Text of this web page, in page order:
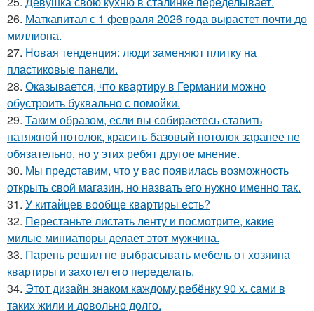
26. Маткапитал с 1 февраля 2026 года вырастет почти до
миллиона.
27. Новая тенденция: люди заменяют плитку на
пластиковые панели.
28. Оказывается, что квартиру в Германии можно
обустроить буквально с помойки.
29. Таким образом, если вы собираетесь ставить
натяжной потолок, красить базовый потолок заранее не
обязательно, но у этих ребят другое мнение.
30. Мы представим, что у вас появилась возможность
открыть свой магазин, но назвать его нужно именно так.
31. У китайцев вообще квартиры есть?
32. Перестаньте листать ленту и посмотрите, какие
милые миниатюры делает этот мужчина.
33. Парень решил не выбрасывать мебель от хозяина
квартиры и захотел его переделать.
34. Этот дизайн знаком каждому ребёнку 90 х. сами в
таких жили и довольно долго.